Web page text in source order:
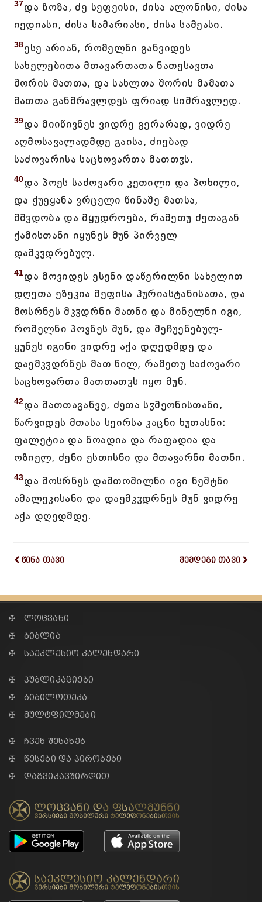
37და ზოზა, ძე სეფეისი, ძისა ალონისი, ძისა
იედიასი, ძისა სამარიასი, ძისა სამეასი.
38ესე არიან, რომელნი განვიდეს
სახელებითა მთავართათა ნათესავთა
შორის მათთა, და სახლთა შორის მამათა
მათთა განმრავლდეს ფრიად სიმრავლედ.
39და მიიწივნეს ვიდრე გერარად, ვიდრე
აღმოსავალადმდე გაისა, ძიებად
საძოვარისა საცხოვართა მათთჳს.
40და პოეს საძოვარი კეთილი და პოხილი,
და ქუეყანა ვრცელი წინაშე მათსა,
მშჳდობა და მყუდროება, რამეთუ ძეთაგან
ქამისთანი იყუნეს მუნ პირველ
დამკჳდრებულ.
41და მოვიდეს ესენი დაწერილნი სახელით
დღეთა ეზეკია მეფისა ჰურიასტანისათა, და
მოსრნეს მკჳდრნი მათნი და მინელნი იგი,
რომელნი პოვნეს მუნ, და შეჩუენებულ-
ყუნეს იგინი ვიდრე აქა დღედმდე და
დაემკჳდრნეს მათ წილ, რამეთუ საძოვარი
საცხოვართა მათთათჳს იყო მუნ.
42და მათთაგანვე, ძეთა სჳმეონისთანი,
წარვიდეს მთასა სეირსა კაცნი ხუთასნი:
ფალეტია და ნოადია და რაფადია და
ოზიელ, ძენი ესთისნი და მთავარნი მათნი.
43და მოსრნეს დაშთომილნი იგი ნეშტნი
ამალეკისანი და დაემკჳდრნეს მუნ ვიდრე
აქა დღედმდე.
წინა თავი შემდეგი თავი
✠ ლოცვანი
✠ ბიბლია
✠ საეკლესიო კალენდარი
✠ პუბლიკაციები
✠ ბიბილოთეკა
✠ მულტფილმები
✠ ჩვენ შესახებ
✠ წესები და პირობები
✠ დაგვიკავშირდით